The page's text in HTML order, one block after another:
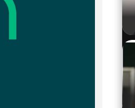
l'inscription sans frais au